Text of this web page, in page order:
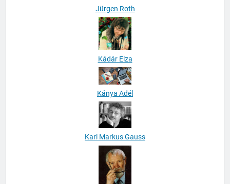
Jürgen Roth
Kádár Elza
Kánya Adél
Karl Markus Gauss